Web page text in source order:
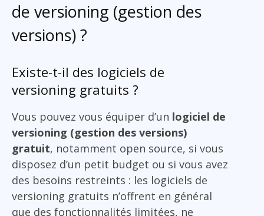
de versioning (gestion des
versions) ?
Existe-t-il des logiciels de
versioning gratuits ?
Vous pouvez vous équiper d’un logiciel de
versioning (gestion des versions)
gratuit, notamment open source, si vous
disposez d’un petit budget ou si vous avez
des besoins restreints : les logiciels de
versioning gratuits n’offrent en général
que des fonctionnalités limitées, ne